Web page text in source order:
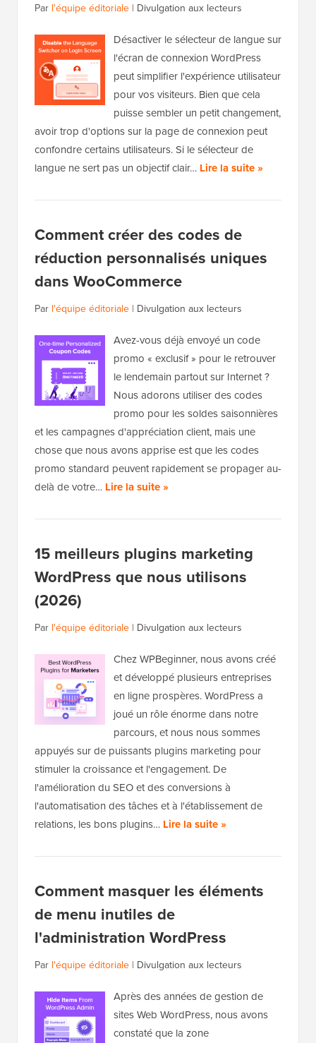
Par l'équipe éditoriale | Divulgation aux lecteurs
Désactiver le sélecteur de langue sur
l'écran de connexion WordPress
peut simplifier l'expérience utilisateur
pour vos visiteurs. Bien que cela
puisse sembler un petit changement,
avoir trop d'options sur la page de connexion peut
confondre certains utilisateurs. Si le sélecteur de
langue ne sert pas un objectif clair… Lire la suite »
Comment créer des codes de
réduction personnalisés uniques
dans WooCommerce
Par l'équipe éditoriale | Divulgation aux lecteurs
Avez-vous déjà envoyé un code
promo « exclusif » pour le retrouver
le lendemain partout sur Internet ?
Nous adorons utiliser des codes
promo pour les soldes saisonnières
et les campagnes d'appréciation client, mais une
chose que nous avons apprise est que les codes
promo standard peuvent rapidement se propager au-
delà de votre… Lire la suite »
15 meilleurs plugins marketing
WordPress que nous utilisons
(2026)
Par l'équipe éditoriale | Divulgation aux lecteurs
Chez WPBeginner, nous avons créé
et développé plusieurs entreprises
en ligne prospères. WordPress a
joué un rôle énorme dans notre
parcours, et nous nous sommes
appuyés sur de puissants plugins marketing pour
stimuler la croissance et l'engagement. De
l'amélioration du SEO et des conversions à
l'automatisation des tâches et à l'établissement de
relations, les bons plugins… Lire la suite »
Comment masquer les éléments
de menu inutiles de
l'administration WordPress
Par l'équipe éditoriale | Divulgation aux lecteurs
Après des années de gestion de
sites Web WordPress, nous avons
constaté que la zone